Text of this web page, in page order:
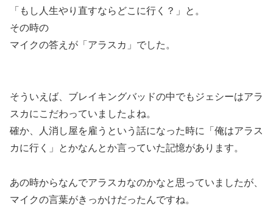
「もし人生やり直すならどこに行く？」と。
その時の
マイクの答えが「アラスカ」 でした。
そういえば、ブレイキングバッドの中でもジェシーはアラ
スカにこだわっていましたよね。
確か、人消し屋を雇うという話になった時に「俺はアラス
カに行く」とかなんとか言っていた記憶があります。
あの時からなんでアラスカなのかなと思っていましたが、
マイクの言葉がきっかけだったんですね。